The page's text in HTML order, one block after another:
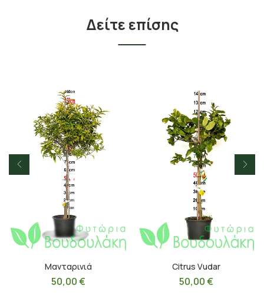
Δείτε επίσης
Μανταρινιά
50,00€
Citrus Vudar
50,00€